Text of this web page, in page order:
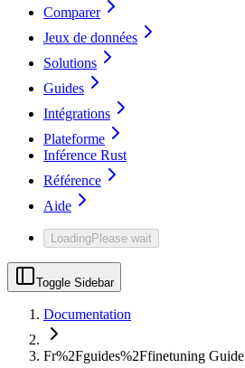
Comparer
Jeux de données
Solutions
Guides
Intégrations
Plateforme
Inférence Rust
Référence
Aide
LoadingPlease wait
Toggle Sidebar
Documentation
Fr%2Fguides%2Ffinetuning Guide